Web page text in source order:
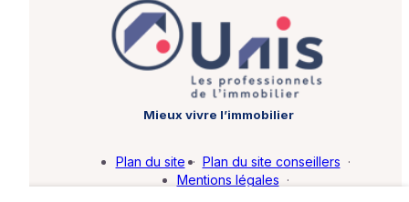
Mieux vivre l’immobilier
Plan du site · Plan du site conseillers ·
Mentions légales ·